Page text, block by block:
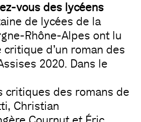
vous des lycéens
de lycées de la
Rhône-Alpes ont lu
d’un roman des
2020. Dans le
critiques des romans de
Christian